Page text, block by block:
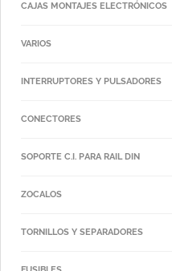
CAJAS MONTAJES ELECTRÓNICOS
VARIOS
INTERRUPTORES Y PULSADORES
CONECTORES
SOPORTE C.I. PARA RAIL DIN
ZOCALOS
TORNILLOS Y SEPARADORES